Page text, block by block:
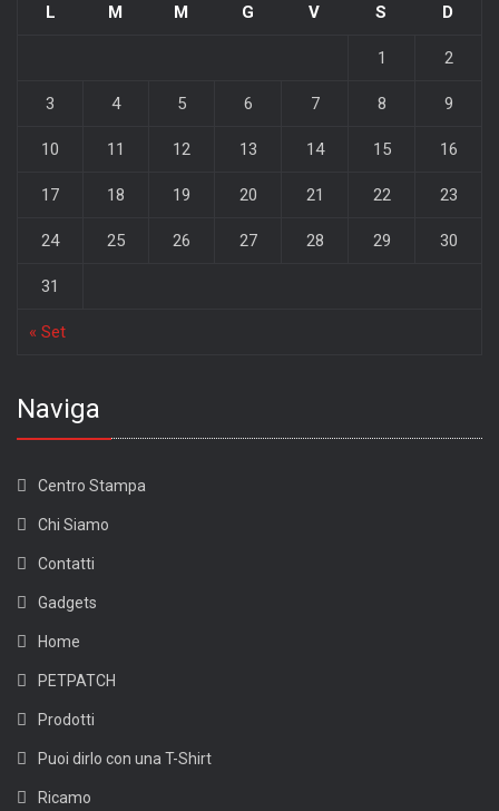
L M M G V S D
« Set
1 2
3 4 5 6 7 8 9
10 11 12 13 14 15 16
17 18 19 20 21 22 23
24 25 26 27 28 29 30
31
Naviga
Centro Stampa
Chi Siamo
Contatti
Gadgets
Home
PETPATCH
Prodotti
Puoi dirlo con una T-Shirt
Ricamo